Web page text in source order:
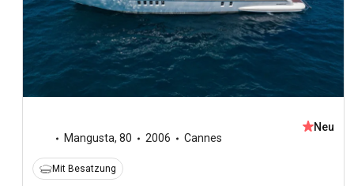
Mangusta, 80 2006 Cannes
Neu
Mit Besatzung